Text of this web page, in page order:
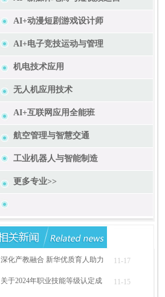
AI+动漫短剧游戏设计师
AI+电子竞技运动与管理
机电技术应用
无人机应用技术
AI+互联网应用全能班
航空管理与智慧交通
工业机器人与智能制造
更多专业>>
深化产教融合 新华优质育人助力 11-17
关于2024年职业技能等级认定成 11-15